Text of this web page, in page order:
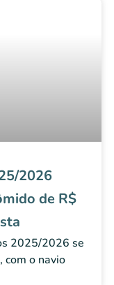
2026
de R$
2025/2026 se
com o navio